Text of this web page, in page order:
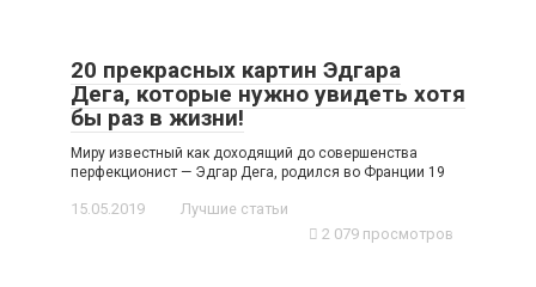
20 прекрасных картин Эдгара
Дега, которые нужно увидеть хотя
бы раз в жизни!
Миру известный как доходящий до совершенства
перфекционист — Эдгар Дега, родился во Франции 19
15.05.2019
Лучшие статьи
2 079 просмотров